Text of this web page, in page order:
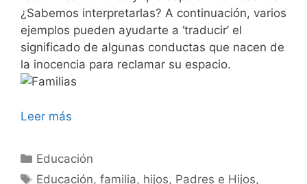
¿Sabemos interpretarlas? A continuación, varios
ejemplos pueden ayudarte a ‘traducir’ el
significado de algunas conductas que nacen de
la inocencia para reclamar su espacio.
Leer más
Categorías
Educación
Etiquetas
Educación,familia, hijos, Padres e Hijos,